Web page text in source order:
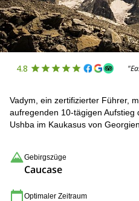
4.8
Vadym, ein zertifizierter Führer,
aufregenden 10-tägigen Aufstieg
Ushba im Kaukasus von
Gebirgszüge
Caucase
Optimaler Zeitraum